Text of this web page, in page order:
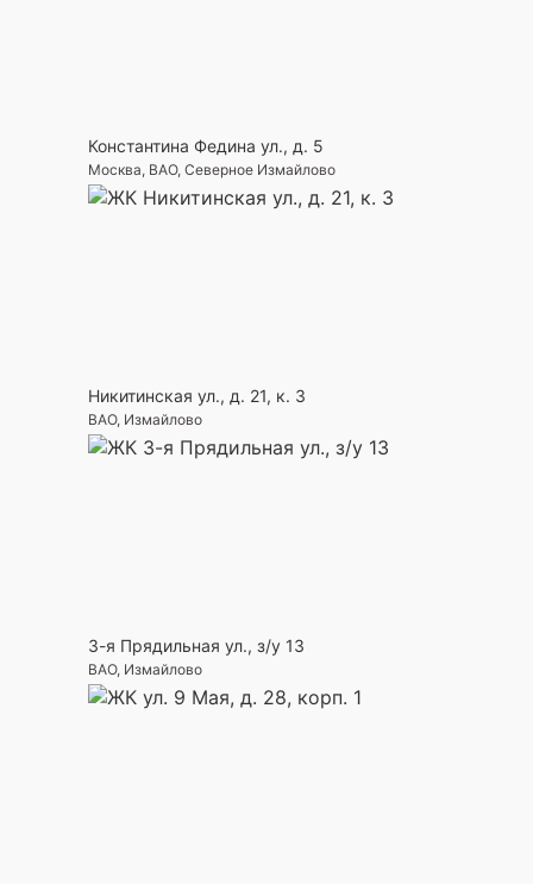
Константина Федина ул., д. 5
Москва, ВАО, Северное Измайлово
Никитинская ул., д. 21, к. 3
ВАО, Измайлово
3-я Прядильная ул., з/у 13
ВАО, Измайлово